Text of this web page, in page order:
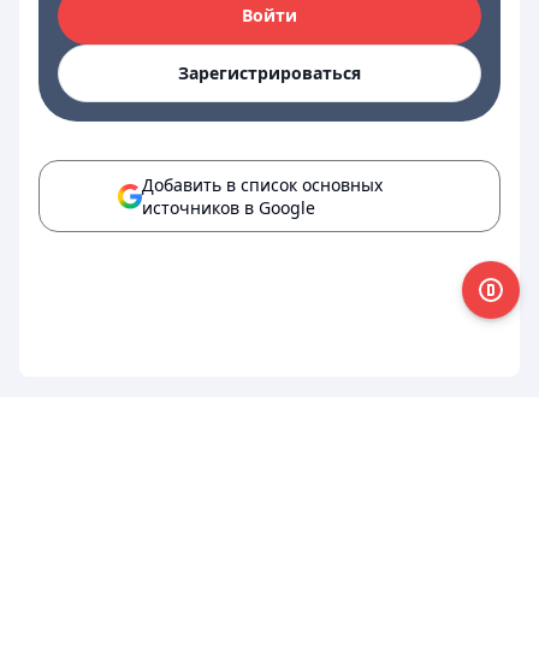
Войти
Зарегистрироваться
Добавить в список основных
источников в Google